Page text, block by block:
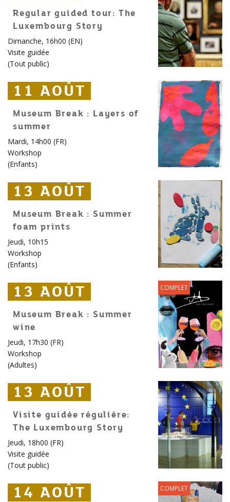
Regular guided tour: The
Luxembourg Story
Dimanche, 16h00 (EN)
Visite guidée
(Tout public)
11 AOÛT
11 AOÛT
11 AOÛT
Museum Break : Layers of
summer
Mardi, 14h00 (FR)
Workshop
(Enfants)
13 AOÛT
13 AOÛT
13 AOÛT
Museum Break : Summer
foam prints
Jeudi, 10h15
Workshop
(Enfants)
13 AOÛT
13 AOÛT
13 AOÛT COMPLET
Museum Break : Summer
wine
Jeudi, 17h30 (FR)
Workshop
(Adultes)
13 AOÛT
13 AOÛT
13 AOÛT
Visite guidée régulière:
The Luxembourg Story
Jeudi, 18h00 (FR)
Visite guidée
(Tout public)
14 AOÛT
14 AOÛT
14 AOÛT COMPLET